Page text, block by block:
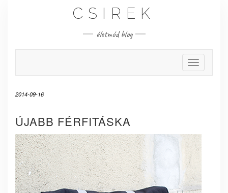
CSIREK
életmód blog
Toggle
2014-09-16
ÚJABB FÉRFITÁSKA